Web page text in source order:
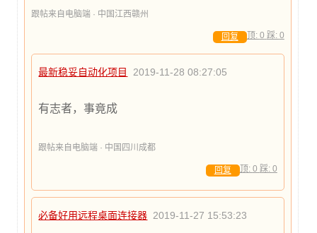
跟帖来自电脑端 · 中国江西赣州
顶: 0 踩: 0
回复
最新稳妥自动化项目 2019-11-28 08:27:05
有志者，事竟成
跟帖来自电脑端 · 中国四川成都
顶: 0 踩: 0
回复
必备好用远程桌面连接器 2019-11-27 15:53:23